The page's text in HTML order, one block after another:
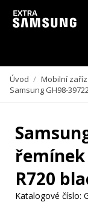
Vzhledem k aktuální
Úvod / Mobilní
Samsung GH98-
řemínek
R720
Katalogové číslo: